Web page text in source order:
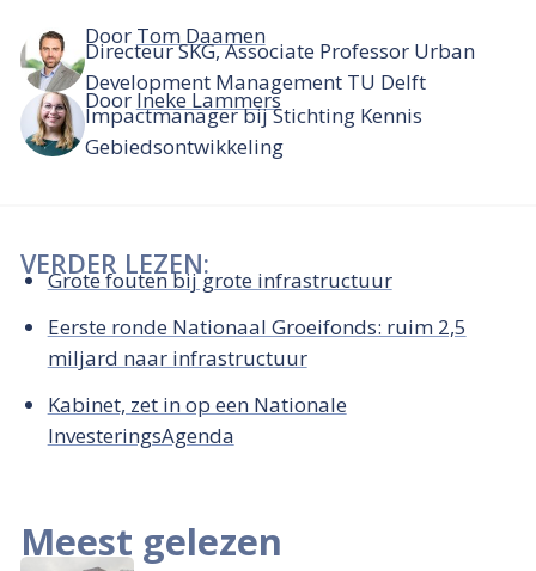
Door Tom Daamen
Directeur SKG, Associate Professor Urban
Development Management TU Delft
Door Ineke Lammers
Impactmanager bij Stichting Kennis
Gebiedsontwikkeling
VERDER LEZEN:
Grote fouten bij grote infrastructuur
Eerste ronde Nationaal Groeifonds: ruim 2,5
miljard naar infrastructuur
Kabinet, zet in op een Nationale
InvesteringsAgenda
Meest gelezen